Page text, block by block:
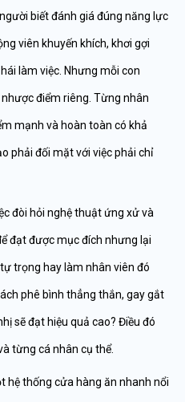
biết đánh giá đúng năng lực
viên khuyến khích, khơi gợi
làm việc. Nhưng mỗi con
điểm riêng. Từng nhân
mạnh và hoàn toàn có khả
phải đối mặt với việc phải chỉ
đòi hỏi nghệ thuật ứng xử và
đạt được mục đích nhưng lại
trọng hay làm nhân viên đó
phê bình thẳng thắn, gay gắt
sẽ đạt hiệu quả cao? Điều đó
từng cá nhân cụ thể.
hệ thống cửa hàng ăn nhanh nổi